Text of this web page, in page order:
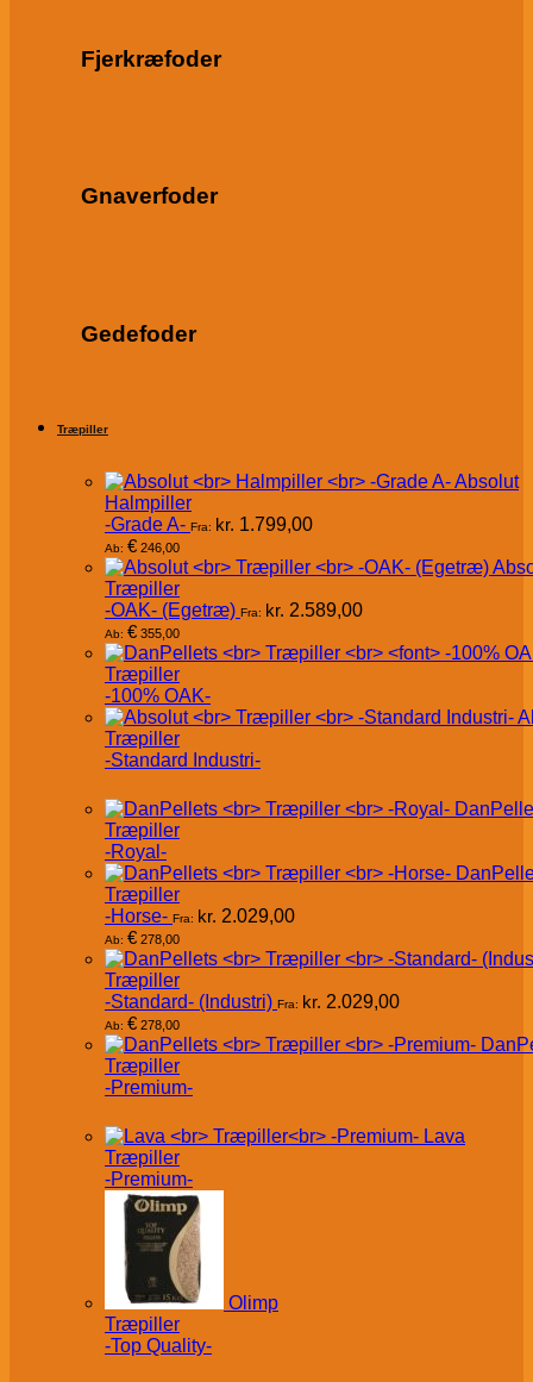
Fjerkræfoder
Gnaverfoder
Gedefoder
Træpiller
Absolut
Halmpiller
-Grade A- Fra: kr. 1.799,00
Ab: € 246,00
Træpiller
-OAK- (Egetræ) Fra: kr. 2.589,00
Ab: € 355,00
Træpiller
-100% OAK-
Træpiller
-Standard Industri-
Træpiller
-Royal-
Træpiller
-Horse- Fra: kr. 2.029,00
Ab: € 278,00
Træpiller
-Standard- (Industri) Fra: kr. 2.029,00
Ab: € 278,00
Træpiller
-Premium-
Lava
Træpiller
-Premium-
Olimp
Træpiller
-Top Quality-